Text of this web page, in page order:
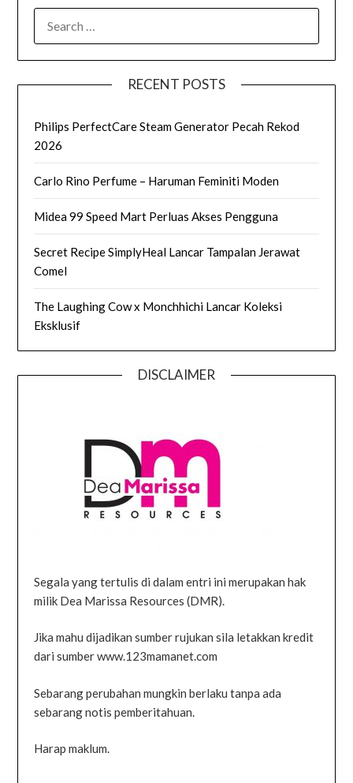
FOR:
RECENT POSTS
Philips PerfectCare Steam Generator Pecah Rekod
2026
Carlo Rino Perfume – Haruman Feminiti Moden
Midea 99 Speed Mart Perluas Akses Pengguna
Secret Recipe SimplyHeal Lancar Tampalan Jerawat
Comel
The Laughing Cow x Monchhichi Lancar Koleksi
Eksklusif
DISCLAIMER
Segala yang tertulis di dalam entri ini merupakan hak
milik Dea Marissa Resources (DMR).
Jika mahu dijadikan sumber rujukan sila letakkan kredit
dari sumber www.123mamanet.com
Sebarang perubahan mungkin berlaku tanpa ada
sebarang notis pemberitahuan.
Harap maklum.